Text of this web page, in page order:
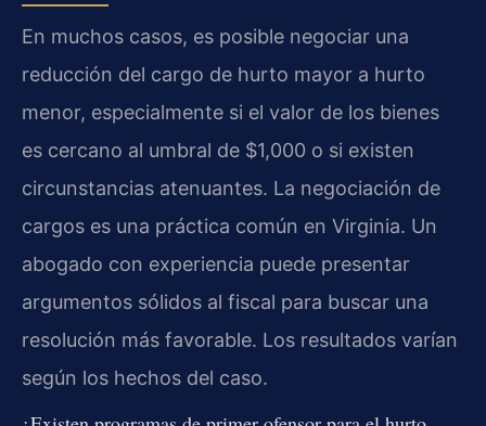
En muchos casos, es posible negociar una
reducción del cargo de hurto mayor a hurto
menor, especialmente si el valor de los bienes
es cercano al umbral de $1,000 o si existen
circunstancias atenuantes. La negociación de
cargos es una práctica común en Virginia. Un
abogado con experiencia puede presentar
argumentos sólidos al fiscal para buscar una
resolución más favorable. Los resultados varían
según los hechos del caso.